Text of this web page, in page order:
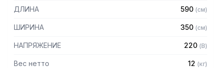
– Подогрев по типу паровой бани
– Электромеханическая система управления
– Режим автоматической поддержки температуры
– Контроль влажности для мягкости продуктов
– Выдвижной ящик для воды
ДЛИНА 590 (см)
ШИРИНА 350 (см)
НАПРЯЖЕНИЕ 220 (В)
Вес нетто 12 (кг)